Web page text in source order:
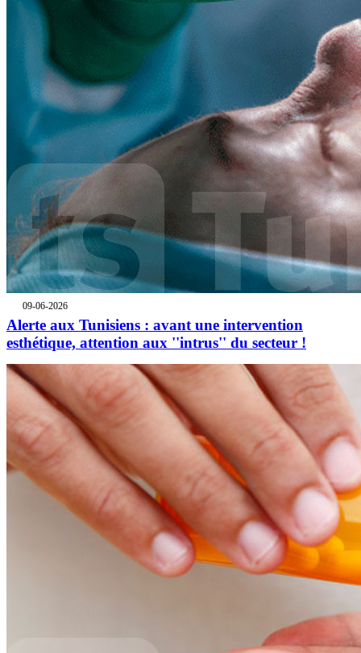
09-06-2026
Alerte aux Tunisiens : avant une intervention
esthétique, attention aux ''intrus'' du secteur !